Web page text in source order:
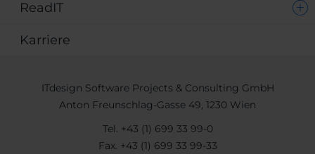
ReadIT
Karriere
ITdesign Software Projects & Consulting GmbH
Anton Freunschlag-Gasse 49, 1230 Wien
Tel. +43 (1) 699 33 99-0
Fax. +43 (1) 699 33 99-33